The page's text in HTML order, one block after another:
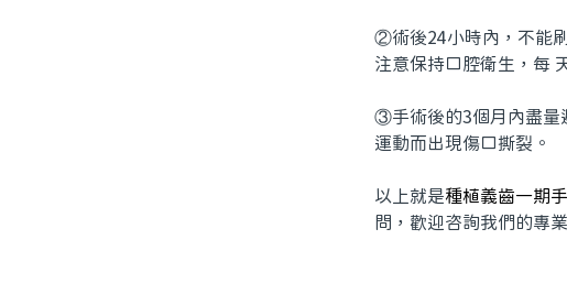
②術後24小時內，不能
注意保持口腔衛生，每
③手術後的3個月內盡量
運動而出現傷口撕裂。
以上就是種植義齒一期
問，歡迎咨詢我們的專